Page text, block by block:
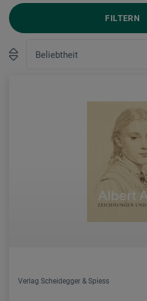
FILTERN
Verlag Scheidegger & Spiess